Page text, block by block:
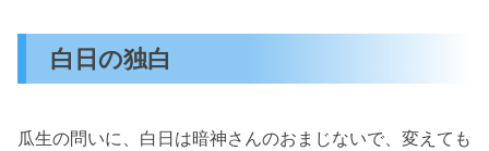
白日の独白
瓜生の問いに、白日は暗神さんのおまじないで、変えても